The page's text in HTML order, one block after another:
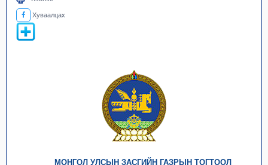
Хуваалцах
МОНГОЛ УЛСЫН ЗАСГИЙН ГАЗРЫН ТОГТООЛ